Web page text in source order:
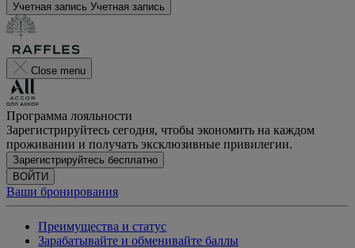
Учетная запись Учетная запись
Close menu
Программа лояльности
Зарегистрируйтесь сегодня, чтобы экономить на каждом
проживании и получать эксклюзивные привилегии.
Зарегистрируйтесь бесплатно
ВОЙТИ
Ваши бронирования
Преимущества и статус
Зарабатывайте и обменивайте баллы